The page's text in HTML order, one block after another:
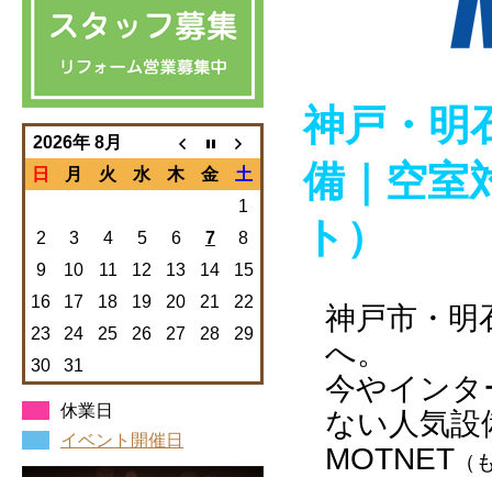
2026年 8月
日
月 火 水 木 金
土
1
2
3 4 5 6 7
8
9
10 11 12 13 14
15
16
17 18 19 20 21
22
23
24 25 26 27 28
29
30
31
休業日
イベント開催日
神戸・明
備｜空室
ト）
神戸市・明
へ。
今やインタ
ない人気
MOTNET （